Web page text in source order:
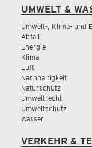
UMWELT &
Umwelt-, Klima- und
Abfall
Energie
Klima
Luft
Nachhaltigkeit
Naturschutz
Umweltrecht
Umweltschutz
Wasser
VERKEHR &